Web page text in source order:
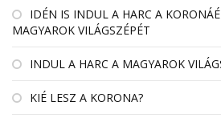
IDÉN IS INDUL A HARC A
MAGYAROK VILÁGSZÉPÉT
INDUL A HARC A MAGYAROK
KIÉ LESZ A KORONA?